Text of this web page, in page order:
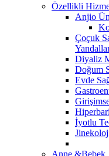
Özellikli
Anjio
Çoçuk
Diyaliz
Doğum
Evde
İyotlu
Anne &Bebek